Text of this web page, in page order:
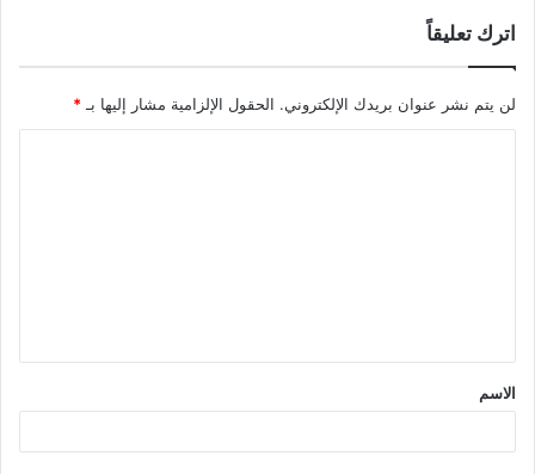
اترك تعليقاً
لن يتم نشر عنوان بريدك الإلكتروني. الحقول الإلزامية مشار إليها بـ *
ق
*
الاسم